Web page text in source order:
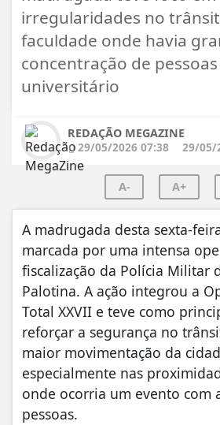
irregularidades no
faculdade onde havia
concentração de
universitário
REDAÇÃO MEGAZINE
29/05/2026 07:38
29/05/
A- A+
A madrugada desta sexta-
marcada por uma intensa
fiscalização da Polícia Militar
Palotina. A ação integrou a
Total XXVII e teve como
reforçar a segurança no
maior movimentação da
especialmente nas
onde ocorria um evento com
pessoas.